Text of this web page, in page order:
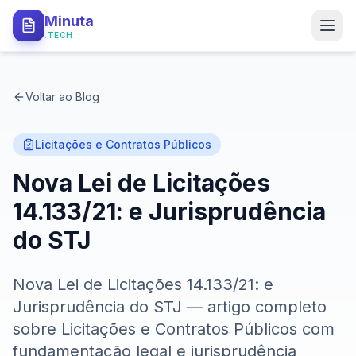
Minuta
.TECH
Como Funciona
Tipos de Minutas
API Local
Segurança
Procuradorias
Defensorias
Voltar ao Blog
Licitações e Contratos Públicos
Nova Lei de Licitações
14.133/21: e Jurisprudência
do STJ
Nova Lei de Licitações 14.133/21: e
Jurisprudência do STJ — artigo completo
sobre Licitações e Contratos Públicos com
fundamentação legal e jurisprudência